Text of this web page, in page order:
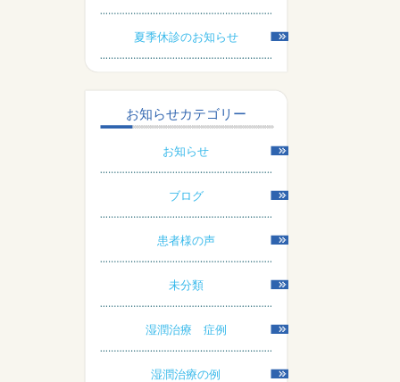
夏季休診のお知らせ
お知らせカテゴリー
お知らせ
ブログ
患者様の声
未分類
湿潤治療 症例
湿潤治療の例